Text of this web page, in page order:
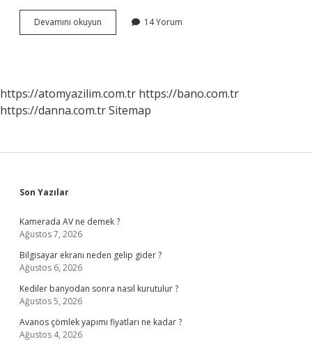
Devamını okuyun Animasyonun
Çocuğun
14 Yorum
https://atomyazilim.com.tr https://bano.com.tr
https://danna.com.trSitemap
Sidebar
Son Yazılar
Kamerada AV ne demek ?
Ağustos 7, 2026
Bilgisayar ekranı neden gelip gider ?
Ağustos 6, 2026
Kediler banyodan sonra nasıl kurutulur ?
Ağustos 5, 2026
Avanos çömlek yapımı fiyatları ne kadar ?
Ağustos 4, 2026